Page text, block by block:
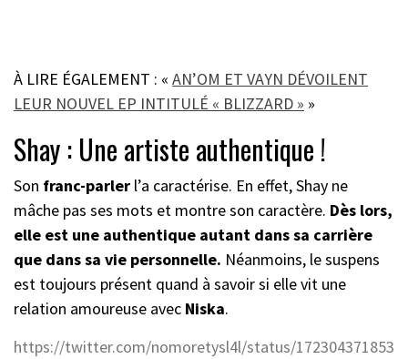
À LIRE ÉGALEMENT : « AN’OM ET VAYN DÉVOILENT
LEUR NOUVEL EP INTITULÉ « BLIZZARD » »
Shay : Une artiste authentique !
Son franc-parler l’a caractérise. En effet, Shay ne
mâche pas ses mots et montre son caractère. Dès lors,
elle est une authentique autant dans sa carrière
que dans sa vie personnelle. Néanmoins, le suspens
est toujours présent quand à savoir si elle vit une
relation amoureuse avec Niska.
https://twitter.com/nomoretysl4l/status/172304371853